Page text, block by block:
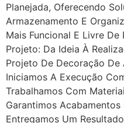
Planejada, Oferecendo
Armazenamento E
Mais Funcional E Livre
Projeto: Da Ideia À
Projeto De Decoração
Iniciamos A Execução
Trabalhamos Com
Garantimos Acabamentos
Entregamos Um